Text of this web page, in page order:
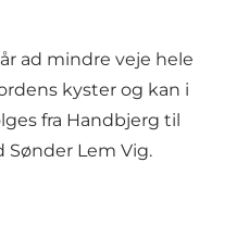
ad mindre veje hele
kyster og kan i
fra Handbjerg til
Lem Vig.